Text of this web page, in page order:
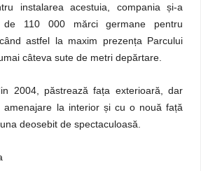
instalarea acestuia, compania și-a
110 000 mărci germane pentru
astfel la maxim prezența Parcului
câteva sute de metri depărtare.
2004, păstrează fața exterioară, dar
la interior și cu o nouă față
deosebit de spectaculoasă.